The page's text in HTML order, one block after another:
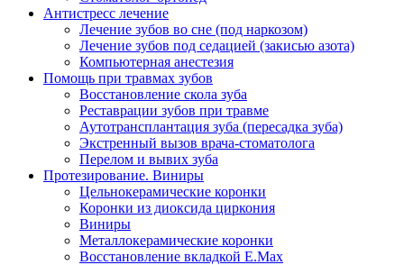
Антистресс лечение
Лечение зубов во сне (под наркозом)
Лечение зубов под седацией (закисью азота)
Компьютерная анестезия
Помощь при травмах зубов
Восстановление скола зуба
Реставрации зубов при травме
Аутотрансплантация зуба (пересадка зуба)
Экстренный вызов врача-стоматолога
Перелом и вывих зуба
Протезирование. Виниры
Цельнокерамические коронки
Коронки из диоксида циркония
Виниры
Металлокерамические коронки
Восстановление вкладкой E.Max